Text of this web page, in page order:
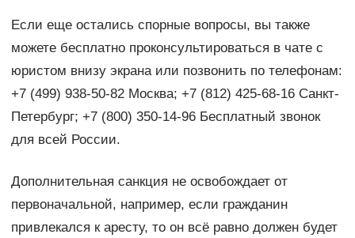
Если еще остались спорные вопросы, вы также
можете бесплатно проконсультироваться в чате с
юристом внизу экрана или позвонить по телефонам:
+7 (499) 938-50-82 Москва; +7 (812) 425-68-16 Санкт-
Петербург; +7 (800) 350-14-96 Бесплатный звонок
для всей России.
Дополнительная санкция не освобождает от
первоначальной, например, если гражданин
привлекался к аресту, то он всё равно должен будет